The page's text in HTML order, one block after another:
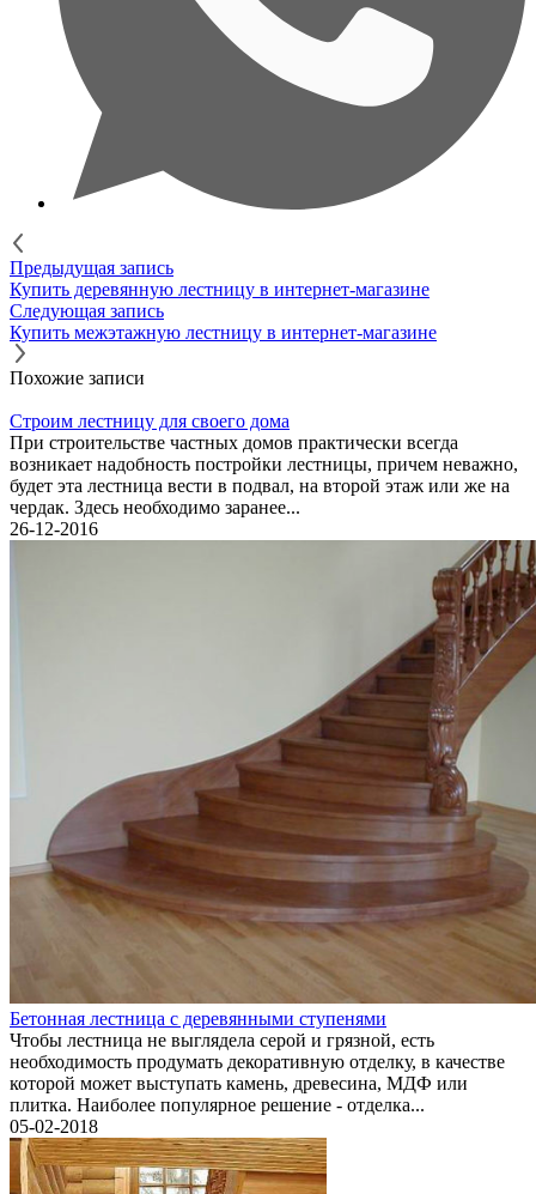
Предыдущая запись
Купить деревянную лестницу в интернет-магазине
Следующая запись
Купить межэтажную лестницу в интернет-магазине
Похожие записи
Строим лестницу для своего дома
При строительстве частных домов практически всегда
возникает надобность постройки лестницы, причем неважно,
будет эта лестница вести в подвал, на второй этаж или же на
чердак. Здесь необходимо заранее...
26-12-2016
Бетонная лестница с деревянными ступенями
Чтобы лестница не выглядела серой и грязной, есть
необходимость продумать декоративную отделку, в качестве
которой может выступать камень, древесина, МДФ или
плитка. Наиболее популярное решение - отделка...
05-02-2018